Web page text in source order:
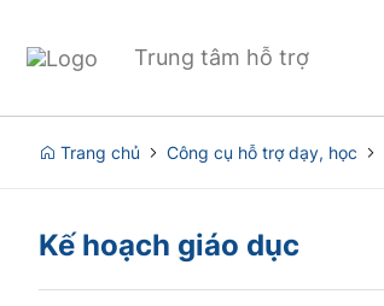
Trung tâm hỗ trợ
Trang chủ Công cụ hỗ trợ dạy, học
Kế hoạch giáo dục